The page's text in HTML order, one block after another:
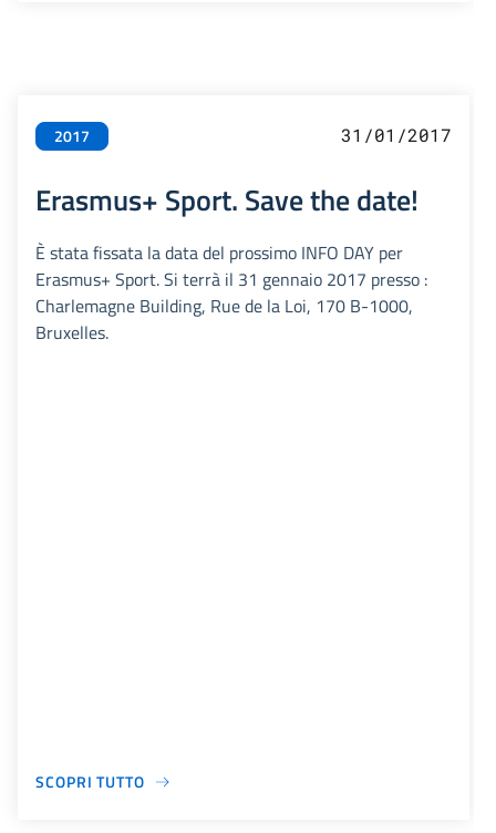
2017 31/01/2017
Erasmus+ Sport. Save the date!
È stata fissata la data del prossimo INFO DAY per
Erasmus+ Sport. Si terrà il 31 gennaio 2017 presso :
Charlemagne Building, Rue de la Loi, 170 B-1000,
Bruxelles.
SCOPRI TUTTO